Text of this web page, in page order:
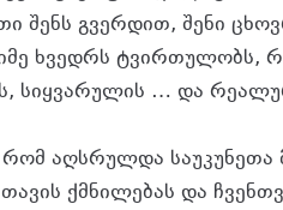
გვერდით, შენი
ხვედრს ტვირთულობს,
სიყვარულის … და
აღსრულდა
ქმნილებას და